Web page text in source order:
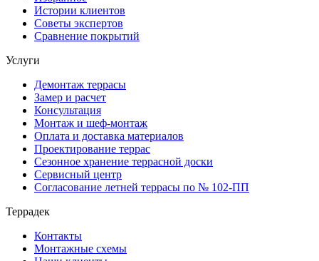
Истории клиентов
Советы экспертов
Сравнение покрытий
Услуги
Демонтаж террасы
Замер и расчет
Консультация
Монтаж и шеф-монтаж
Оплата и доставка материалов
Проектирование террас
Сезонное хранение террасной доски
Сервисный центр
Согласование летней террасы по № 102-ПП
Террадек
Контакты
Монтажные схемы